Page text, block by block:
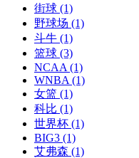
街球 (1)
野球场 (1)
斗牛 (1)
篮球 (3)
NCAA (1)
WNBA (1)
女篮 (1)
科比 (1)
世界杯 (1)
BIG3 (1)
艾弗森 (1)